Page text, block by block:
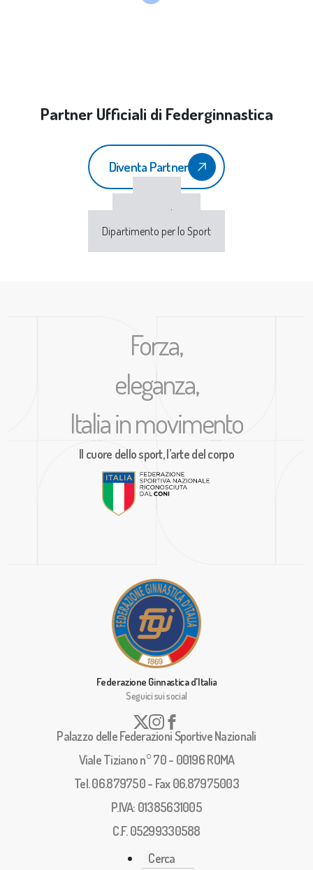
Partner Ufficiali di Federginnastica
Diventa Partner
Sport e Salute
Dipartimento per lo Sport
Forza,
eleganza,
Italia in movimento
Il cuore dello sport, l’arte del corpo
Federazione Ginnastica d'Italia
Seguici sui social
Palazzo delle Federazioni Sportive Nazionali
Viale Tiziano n° 70 - 00196 ROMA
Tel. 06.879750 - Fax 06.87975003
P.IVA: 01385631005
C.F. 05299330588
Cerca